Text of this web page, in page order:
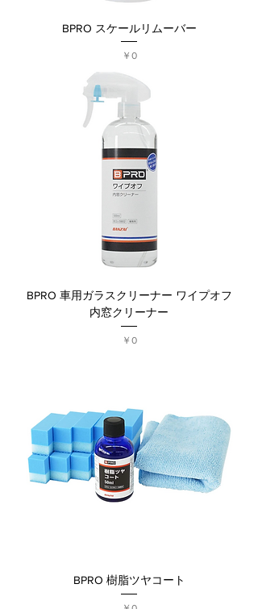
BPRO スケールリムーバー
価格
￥0
BPRO 車用ガラスクリーナー ワイプオフ
内窓クリーナー
価格
￥0
BPRO 樹脂ツヤコート